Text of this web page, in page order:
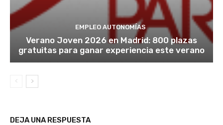
EMPLEO AUTONOMÍAS
Verano Joven 2026 en Madrid: 800 plazas
gratuitas para ganar experiencia este verano
DEJA UNA RESPUESTA